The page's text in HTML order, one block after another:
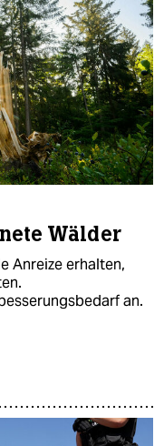
Wälder
Anreize erhalten,
an.